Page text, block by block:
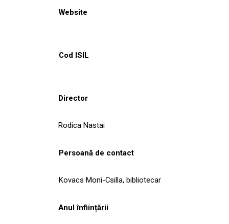
Website
Cod ISIL
Director
Rodica Nastai
Persoană de contact
Kovacs Moni-Csilla, bibliotecar
Anul înființării